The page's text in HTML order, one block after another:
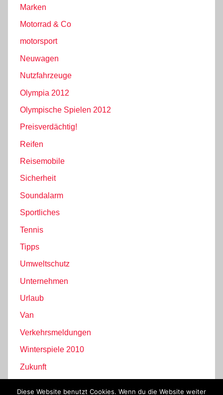
Marken
Motorrad & Co
motorsport
Neuwagen
Nutzfahrzeuge
Olympia 2012
Olympische Spielen 2012
Preisverdächtig!
Reifen
Reisemobile
Sicherheit
Soundalarm
Sportliches
Tennis
Tipps
Umweltschutz
Unternehmen
Urlaub
Van
Verkehrsmeldungen
Winterspiele 2010
Zukunft
Diese Website benutzt Cookies. Wenn du die Website weiter